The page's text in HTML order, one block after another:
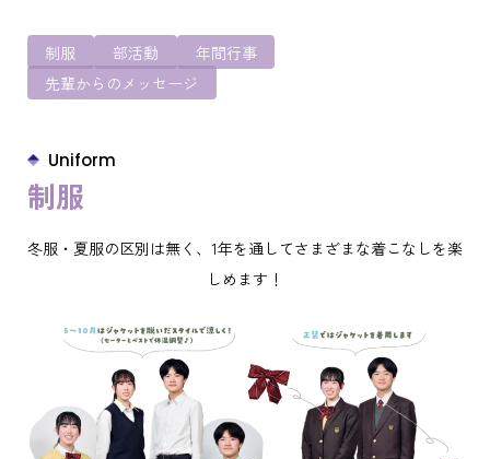
制服 部活動
年間行事
先輩からのメッセージ
Uniform
制服
冬服・夏服の区別は無く、1年を通してさまざまな着こなしを楽
しめます！